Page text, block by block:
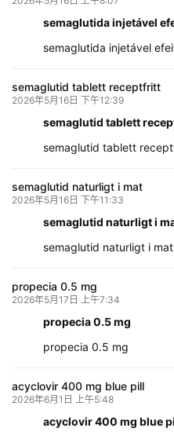
semaglutida injetável
semaglutida injetável
semaglutid tablett receptfritt
2026年5月16日 下午12:39
semaglutid tablett
semaglutid tablett
semaglutid naturligt i mat
2026年5月16日 下午11:33
semaglutid naturligt i
semaglutid naturligt i mat
propecia 0.5 mg
2026年5月17日 上午7:34
propecia 0.5 mg
propecia 0.5 mg
acyclovir 400 mg blue pill
2026年6月1日 上午5:48
acyclovir 400 mg blue